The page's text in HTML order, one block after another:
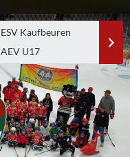
ESV Kaufbeuren
AEV U17